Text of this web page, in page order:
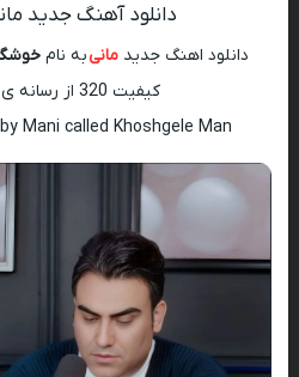
دانلود آهنگ جدید
دانلود اهنگ جدیدمانیبه نام
کیفیت 320 از رسانه ی
Mani called Khoshgele Man